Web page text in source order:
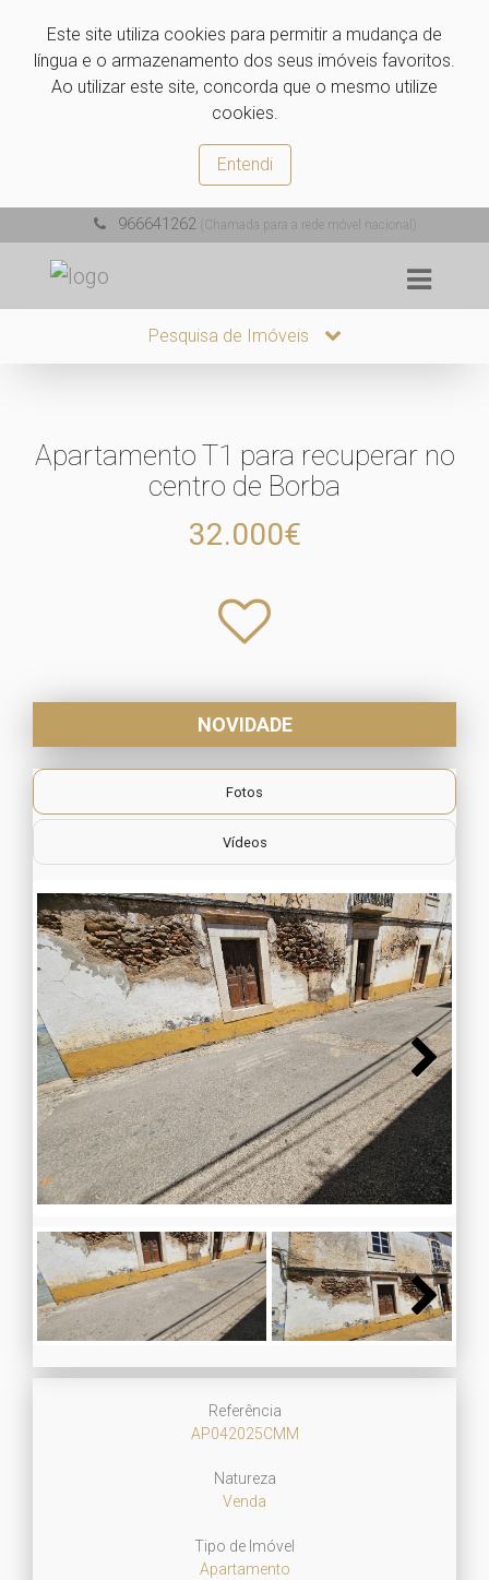
Este site utiliza cookies para permitir a mudança de
língua e o armazenamento dos seus imóveis favoritos.
Ao utilizar este site, concorda que o mesmo utilize
cookies.
Entendi
966641262 (Chamada para a rede móvel nacional)
Pesquisa de Imóveis
Apartamento T1 para recuperar no
centro de Borba
32.000€
NOVIDADE
Fotos
Vídeos
Next
Next
Referência
AP042025CMM
Natureza
Venda
Tipo de Imóvel
Apartamento